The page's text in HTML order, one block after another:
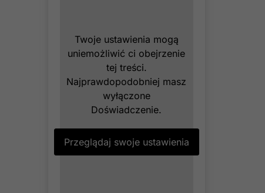
Twoje ustawienia mogą
uniemożliwić ci obejrzenie
tej treści.
Najprawdopodobniej masz
wyłączone
Doświadczenie.
Przeglądaj swoje ustawienia